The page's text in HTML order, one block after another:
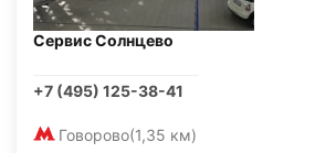
Сервис Солнцево
+7 (495) 125-38-41
Говорово(1,35 км)